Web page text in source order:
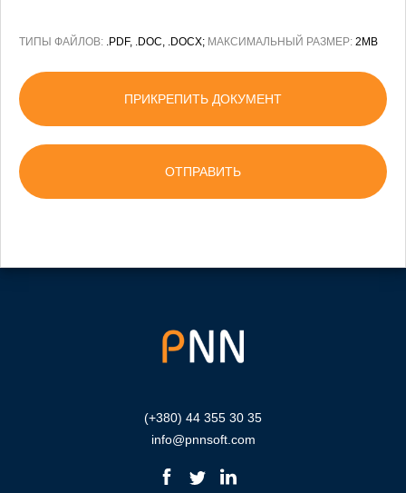
ТИПЫ ФАЙЛОВ: .PDF, .DOC, .DOCX; МАКСИМАЛЬНЫЙ РАЗМЕР: 2MB
ПРИКРЕПИТЬ ДОКУМЕНТ
(+380) 44 355 30 35
info@pnnsoft.com